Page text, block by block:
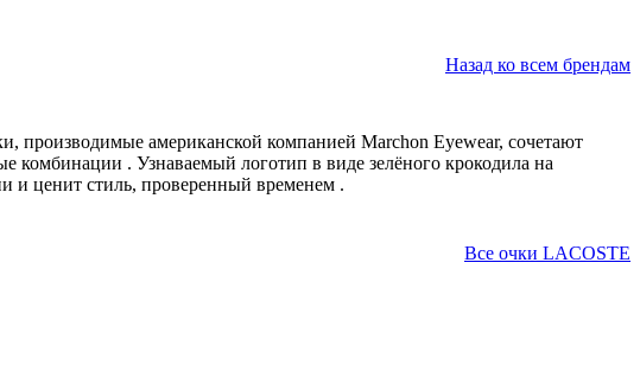
Назад ко всем брендам
производимые американской компанией Marchon Eyewear, сочетают
комбинации . Узнаваемый логотип в виде зелёного крокодила на
и ценит стиль, проверенный временем .
Все очки LACOSTE